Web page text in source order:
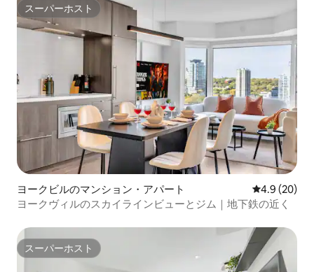
スーパーホスト
スーパーホスト
ヨークビルのマンション・アパート レビュー20
4.9 (20)
ヨークヴィルのスカイラインビューとジム｜地下鉄の近く
スーパーホスト
スーパーホスト